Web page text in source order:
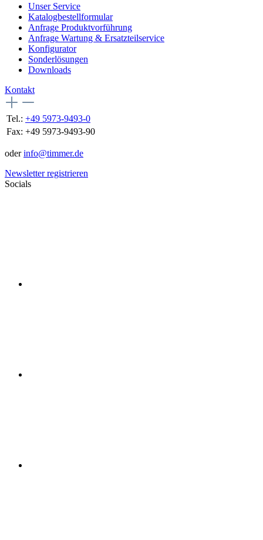
Unser Service
Katalogbestellformular
Anfrage Produktvorführung
Anfrage Wartung & Ersatzteilservice
Konfigurator
Sonderlösungen
Downloads
Kontakt
Tel.: +49 5973-9493-0
Fax: +49 5973-9493-90
oderinfo@timmer.de
Newsletter registrieren
Socials